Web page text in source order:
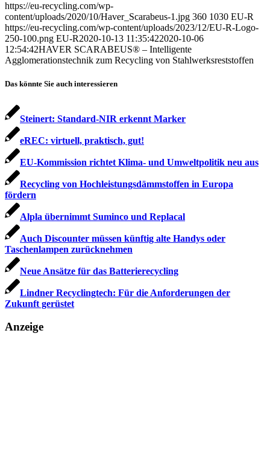
https://eu-recycling.com/wp-
content/uploads/2020/10/Haver_Scarabeus-1.jpg 360 1030 EU-R
https://eu-recycling.com/wp-content/uploads/2023/12/EU-R-Logo-
250-100.png EU-R2020-10-13 11:35:422020-10-06
12:54:42HAVER SCARABEUS® – Intelligente
Agglomerationstechnik zum Recycling von Stahlwerksreststoffen
Das könnte Sie auch interessieren
Steinert: Standard-NIR erkennt Marker
eREC: virtuell, praktisch, gut!
EU-Kommission richtet Klima- und Umweltpolitik neu aus
Recycling von Hochleistungsdämmstoffen in Europa
fördern
Alpla übernimmt Suminco und Replacal
Auch Discounter müssen künftig alte Handys oder
Taschenlampen zurücknehmen
Neue Ansätze für das Batterierecycling
Lindner Recyclingtech: Für die Anforderungen der
Zukunft gerüstet
Anzeige